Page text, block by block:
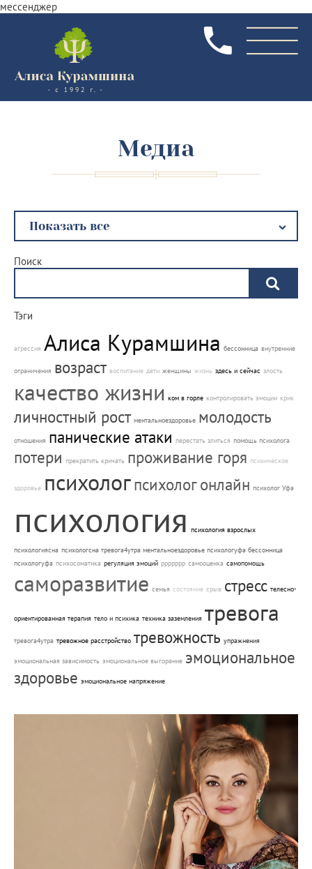
мессенджер
Медиа
Поиск
Тэги
агрессия Алиса Курамшина бессонница внутренние
ограничения возраст воспитание дети женщины жизнь здесь и сейчас злость
качество жизни ком в горле контролировать эмоции крик
личностный рост ментальноездоровье молодость
отношения панические атаки перестать злиться помощь психолога
потери прекратить кричать проживание горя психическое
здоровье психологпсихолог онлайн психолог Уфа
психология психология взрослых
психологиясна психологсна тревога4утра ментальноездоровье психологуфа бессонница
психологуфа психосоматика регуляция эмоций ррррррр самооценка самопомощь
саморазвитие семья состояние срыв стресс телесно-
ориентированная терапия тело и психика техника заземления тревога
тревога4утра тревожное расстройство тревожность упражнения
эмоциональная зависимость эмоциональное выгорание эмоциональное
здоровье эмоциональное напряжение